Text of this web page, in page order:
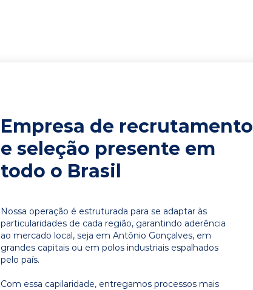
Empresa de recrutamento
e seleção presente em
todo o Brasil
Nossa operação é estruturada para se adaptar às
particularidades de cada região, garantindo aderência
ao mercado local, seja em Antônio Gonçalves, em
grandes capitais ou em polos industriais espalhados
pelo país.
Com essa capilaridade, entregamos processos mais